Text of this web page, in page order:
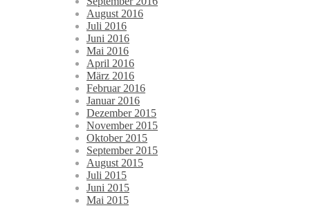
August 2016
Juli 2016
Juni 2016
Mai 2016
April 2016
März 2016
Februar 2016
Januar 2016
Dezember 2015
November 2015
Oktober 2015
September 2015
August 2015
Juli 2015
Juni 2015
Mai 2015